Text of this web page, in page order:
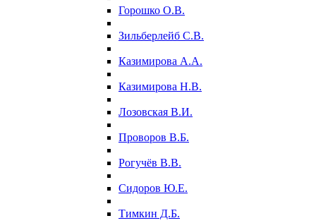
Горошко О.В.
Зильберлейб С.В.
Казимирова А.А.
Казимирова Н.В.
Лозовская В.И.
Проворов В.Б.
Рогучёв В.В.
Сидоров Ю.Е.
Тимкин Д.Б.